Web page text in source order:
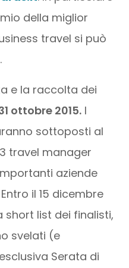
della miglior
travel si può
e la raccolta dei
ottobre 2015.I
sottoposti al
travel manager
aziende
il 15 dicembre
short list dei finalisti,
svelati (e
Serata di